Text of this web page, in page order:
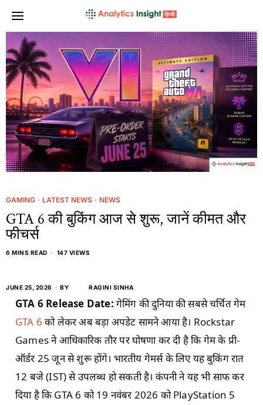
GAMING · LATEST NEWS · NEWS
GTA 6 की बुकिंग आज से शुरू, जानें कीमत और
फीचर्स
6 MINS READ 147 VIEWS
JUNE 25, 2026 BY RAGINI SINHA
GTA 6 Release Date: गेमिंग की दुनिया की सबसे चर्चित गेम
GTA 6को लेकर अब बड़ा अपडेट सामने आया है। Rockstar
Games ने आधिकारिक तौर पर घोषणा कर दी है कि गेम के प्री-
ऑर्डर 25 जून से शुरू होंगे। भारतीय गेमर्स के लिए यह बुकिंग रात
12 बजे (IST) से उपलब्ध हो सकती है। कंपनी ने यह भी साफ कर
दिया है कि GTA 6 को 19 नवंबर 2026 को PlayStation 5